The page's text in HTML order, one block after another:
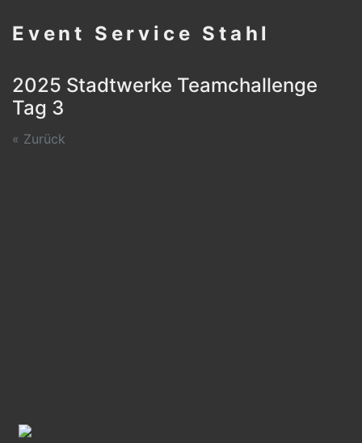
Event Service Stahl
2025 Stadtwerke Teamchallenge
Tag 3
« Zurück